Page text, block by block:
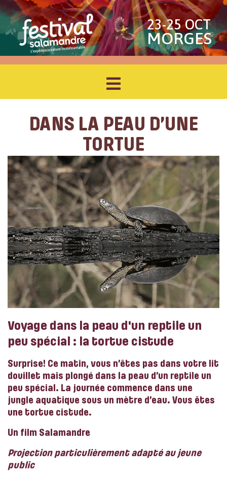
23-25 OCT
MORGES
DANS LA PEAU D’UNE
TORTUE
Voyage dans la peau d'un reptile un
peu spécial : la tortue cistude
Surprise! Ce matin, vous n’êtes pas dans votre lit
douillet mais plongé dans la peau d’un reptile un
peu spécial. La journée commence dans une
jungle aquatique sous un mètre d’eau. Vous êtes
une tortue cistude.
Un film Salamandre
Projection particulièrement adapté au jeune
public